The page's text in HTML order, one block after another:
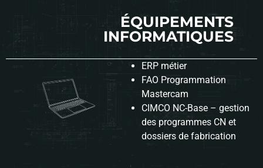
ÉQUIPEMENTS
INFORMATIQUES
ERP métier
FAO Programmation
Mastercam
CIMCO NC-Base – gestion
des programmes CN et
dossiers de fabrication